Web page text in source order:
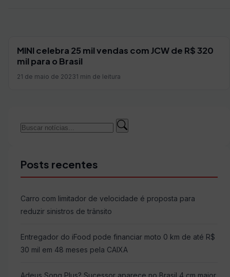
MINI celebra 25 mil vendas com JCW de R$ 320
mil para o Brasil
21 de maio de 20231 min de leitura
Buscar
Buscar
Posts recentes
Carro com limitador de velocidade é proposta para
reduzir sinistros de trânsito
Entregador do iFood pode financiar moto 0 km de até R$
30 mil em 48 meses pela CAIXA
Adeus Song Plus? Sucessor aparece no Brasil 4 cm maior